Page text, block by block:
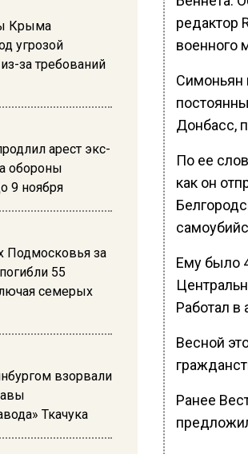
Крыма
угрозой
за требований
арест экс-
обороны
9 ноября
Подмосковья за
55
семерых
взорвали
Ткачука
редактор
военного
Симоньян
Донбасс,
По ее
как он
Ему было
Работал
Весной
Ранее